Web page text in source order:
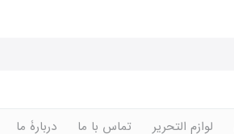
لوازم التحریر تماس با ما دربارۀ ما